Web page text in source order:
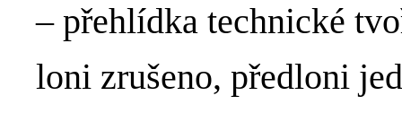
– přehlídka technické
loni zrušeno, předloni